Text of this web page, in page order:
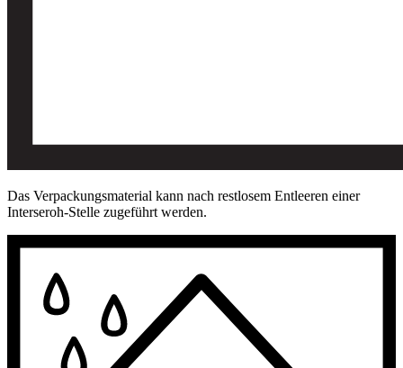
Das Verpackungsmaterial kann nach restlosem Entleeren einer
Interseroh-Stelle zugeführt werden.